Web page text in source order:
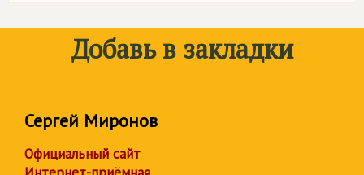
Добавь в закладки
Сергей Миронов
Официальный сайт